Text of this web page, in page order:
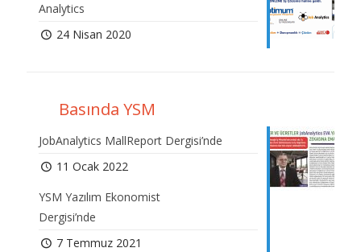
Analytics
24 Nisan 2020
Basında YSM
JobAnalytics MallReport Dergisi’nde
11 Ocak 2022
YSM Yazılım Ekonomist
Dergisi’nde
7 Temmuz 2021